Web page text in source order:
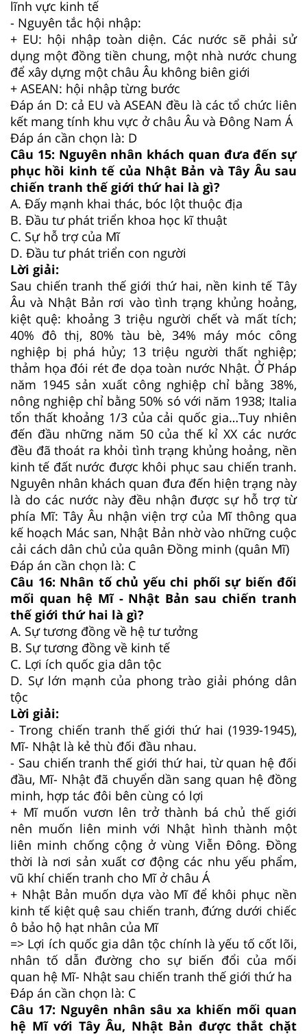
lĩnh vực kinh tế
- Nguyên tắc hội nhập:
+ EU: hội nhập toàn diện. Các nước sẽ phải sử
dụng một đồng tiền chung, một nhà nước chung
để xây dựng một châu Âu không biên giới
+ ASEAN: hội nhập từng bước
Đáp án D: cả EU và ASEAN đều là các tổ chức liên
kết mang tính khu vực ở châu Âu và Đông Nam Á
Đáp án cần chọn là: D
Câu 15: Nguyên nhân khách quan đưa đến sự
phục hồi kinh tế của Nhật Bản và Tây Âu sau
chiến tranh thế giới thứ hai là gì?
A. Đấy mạnh khai thác, bóc lột thuộc địa
B. Đầu tư phát triển khoa học kĩ thuật
C. Sự hỗ trợ của Mĩ
D. Đầu tư phát triển con người
Lời giải:
Sau chiến tranh thế giới thứ hai, nền kinh tế Tây
Âu và Nhật Bản rơi vào tình trạng khủng hoảng,
kiệt quệ: khoảng 3 triệu người chết và mất tích;
40% đô thị, 80% tàu bè, 34% máy móc công
nghiệp bị phá hủy; 13 triệu người thất nghiệp;
thảm họa đói rét đe dọa toàn nước Nhật. Ở Pháp
năm 1945 sản xuất công nghiệp chỉ bằng 38%,
nông nghiệp chỉ bằng 50% só với năm 1938; Italia
tổn thất khoảng 1/3 của cải quốc gia…Tuy nhiên
đến đầu những năm 50 của thế kỉ XX các nước
đều đã thoát ra khỏi tình trạng khủng hoảng, nền
kinh tế đất nước được khôi phục sau chiến tranh.
Nguyên nhân khách quan đưa đến hiện trạng này
là do các nước này đều nhận được sự hỗ trợ từ
phía Mĩ: Tây Âu nhận viện trợ của Mĩ thông qua
kế hoạch Mác san, Nhật Bản nhờ vào những cuộc
cải cách dân chủ của quân Đồng minh (quân Mĩ)
Đáp án cần chọn là: C
Câu 16: Nhân tố chủ yếu chi phối sự biến đối
mối quan hệ Mĩ - Nhật Bản sau chiến tranh
thế giới thứ hai là gì?
A. Sự tương đồng về hệ tư tưởng
B. Sự tương đồng về kinh tế
C. Lợi ích quốc gia dân tộc
D. Sự lớn mạnh của phong trào giải phóng dân
tộc
Lời giải:
- Trong chiến tranh thế giới thứ hai (1939-1945),
Mĩ- Nhật là kẻ thù đối đầu nhau.
- Sau chiến tranh thế giới thứ hai, từ quan hệ đối
đầu, Mĩ- Nhật đã chuyển dần sang quan hệ đồng
minh, hợp tác đôi bên cùng có lợi
+ Mĩ muốn vươn lên trở thành bá chủ thế giới
nên muốn liên minh với Nhật hình thành một
liên minh chống cộng ở vùng Viễn Đông. Đồng
thời là nơi sản xuất cơ động các nhu yếu phẩm,
vũ khí chiến tranh cho Mĩ ở châu Á
+ Nhật Bản muốn dựa vào Mĩ để khôi phục nền
kinh tế kiệt quệ sau chiến tranh, đứng dưới chiếc
ô bảo hộ hạt nhân của Mĩ
=> Lợi ích quốc gia dân tộc chính là yếu tố cốt lõi,
nhân tố dẫn đường cho sự biến đổi của mối
quan hệ Mĩ- Nhật sau chiến tranh thế giới thứ ha
Đáp án cần chọn là: C
Câu 17: Nguyên nhân sâu xa khiến mối quan
hệ Mĩ với Tây Âu, Nhật Bản được thắt chặt